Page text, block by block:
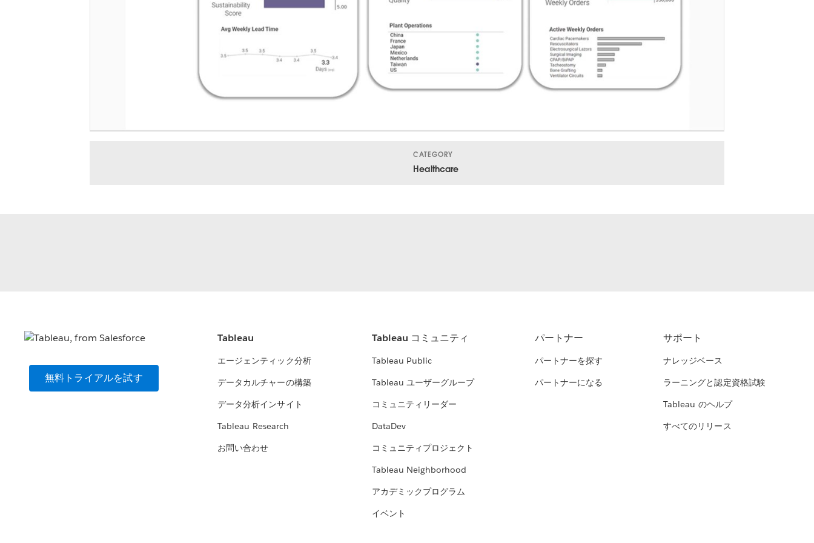
Video
CATEGORY
Healthcare
無料トライアルを試す
Tableau
エージェンティック分析
データカルチャーの構築
データ分析インサイト
Tableau Research
お問い合わせ
Tableau コミュニティ
Tableau Public
Tableau ユーザーグループ
コミュニティリーダー
DataDev
コミュニティプロジェクト
Tableau Neighborhood
アカデミックプログラム
イベント
パートナー
パートナーを探す
パートナーになる
サポート
ナレッジベース
ラーニングと認定資格試験
Tableau のヘルプ
すべてのリリース